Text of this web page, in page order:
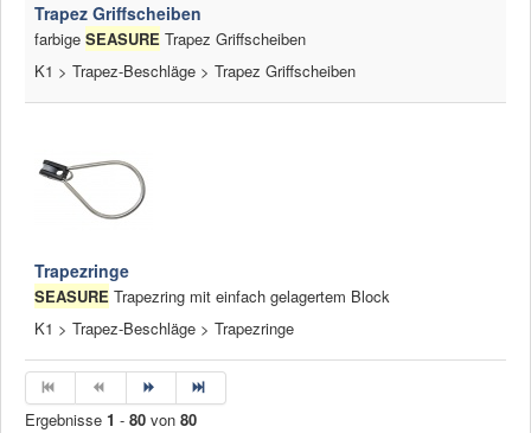
Trapez Griffscheiben
farbige SEASURE Trapez Griffscheiben
K1 > Trapez-Beschläge > Trapez Griffscheiben
Trapezringe
SEASURE Trapezring mit einfach gelagertem Block
K1 > Trapez-Beschläge > Trapezringe
Ergebnisse 1 - 80 von 80